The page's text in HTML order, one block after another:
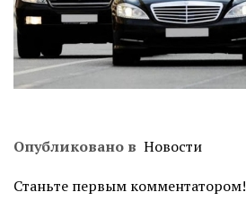
Опубликовано в Новости
Станьте первым комментатором!